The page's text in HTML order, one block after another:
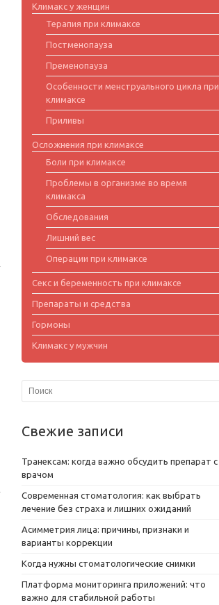
Климакс у женщин
Терапия при климаксе
Постменопауза
Пременопауза
Особенности менструального цикла при
климаксе
Приливы
Осложнения при климаксе
Боли при климаксе
Проблемы в организме во время
климакса
Обследования
Лишний вес
Операции при климаксе
Секс и беременность при климаксе
Препараты и средства
Гормоны
Климакс у мужчин
Свежие записи
Транексам: когда важно обсудить препарат с
врачом
Современная стоматология: как выбрать
лечение без страха и лишних ожиданий
Асимметрия лица: причины, признаки и
варианты коррекции
Когда нужны стоматологические снимки
Платформа мониторинга приложений: что
важно для стабильной работы